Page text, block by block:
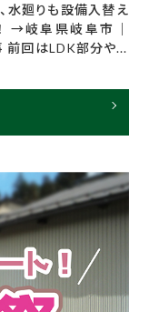
水廻りも設備入替え
→岐阜県岐阜市｜
前回はLDK部分や...